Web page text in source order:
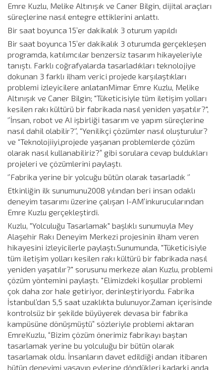
Emre Kuzlu, Melike Altınışık ve Caner Bilgin, dijital araçları
süreçlerine nasıl entegre ettiklerini anlattı.
Bir saat boyunca 15’er dakikalık 3 oturum yapıldı
Bir saat boyunca 15’er dakikalık 3 oturumda gerçekleşen
programda, katılımcılar benzersiz tasarım hikayeleriyle
tanıştı. Farklı coğrafyalarda tasarladıkları teknolojiye
dokunan 3 farklı ilham verici projede karşılaştıkları
problemi izleyicilere anlatanMimar Emre Kuzlu, Melike
Altınışık ve Caner Bilgin; "Tüketicisiyle tüm iletişim yolları
kesilen rakı kültürü bir fabrikada nasıl yeniden yaşatılır?",
‘’İnsan, robot ve AI işbirliği tasarım ve yapım süreçlerine
nasıl dahil olabilir?‘’, “Yenilikçi çözümler nasıl oluşturulur?
ve “Teknolojiiyi,projede yaşanan problemlerde çözüm
olarak nasıl kullanabiliriz?” gibi sorulara cevap buldukları
projeleri ve çözümlerini paylaştı.
‘’Fabrika yerine bir yolcuğu bütün olarak tasarladık ‘’
Etkinliğin ilk sunumunu2008 yılından beri insan odaklı
deneyim tasarımı üzerine çalışan I-AM’inkurucularından
Emre Kuzlu gerçekleştirdi.
Kuzlu, "Yolculuğu Tasarlamak" başlıklı sunumuyla Mey
Alaşehir Rakı Deneyim Merkezi projesinin ilham veren
hikayesini izleyicilerle paylaştı.Sunumunda, "Tüketicisiyle
tüm iletişim yolları kesilen rakı kültürü bir fabrikada nasıl
yeniden yaşatılır?" sorusunu merkeze alan Kuzlu, problemi
çözüm yöntemini paylaştı. "Elimizdeki koşullar problemi
çok daha zor hale getiriyor, derinleştiriyordu. Fabrika
İstanbul’dan 5,5 saat uzaklıkta bulunuyor.Zaman içerisinde
kontrolsüz bir şekilde büyüyerek devasa bir fabrika
kampüsüne dönüşmüştü” sözleriyle problemi aktaran
EmreKuzlu, “Bizim çözüm önerimiz fabrikayı baştan
tasarlamak yerine bu yolculuğu bir bütün olarak
tasarlamak oldu. İnsanların davet edildiği andan itibaren
bütün deneyimi yaşayıp evlerine döndükleri kadarki anda